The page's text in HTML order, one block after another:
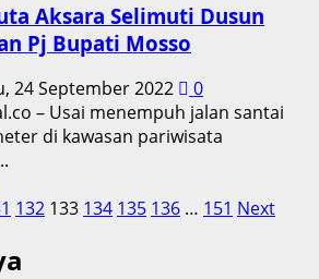
Aksara Selimuti Dusun
Pj Bupati Mosso
24 September 2022
0
– Usai menempuh jalan santai
di kawasan pariwisata
132 133 134 135 136 … 151 Next